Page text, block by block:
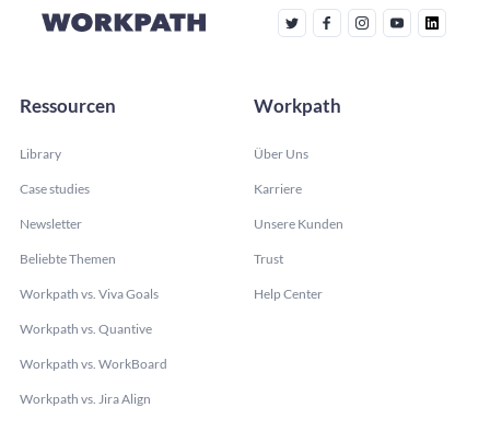
Ressourcen
Library
Case studies
Newsletter
Beliebte Themen
Workpath vs. Viva Goals
Workpath vs. Quantive
Workpath vs. WorkBoard
Workpath vs. Jira Align
Workpath
Über Uns
Karriere
Unsere Kunden
Trust
Help Center